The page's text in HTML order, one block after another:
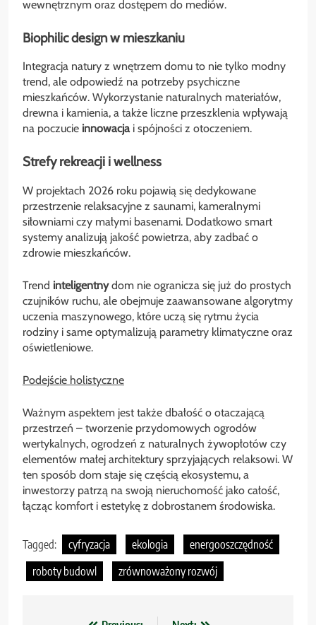
wewnętrznym oraz dostępem do mediów.
Biophilic design w mieszkaniu
Integracja natury z wnętrzem domu to nie tylko modny
trend, ale odpowiedź na potrzeby psychiczne
mieszkańców. Wykorzystanie naturalnych materiałów,
drewna i kamienia, a także liczne przeszklenia wpływają
na poczucie innowacjai spójności z otoczeniem.
Strefy rekreacji i wellness
W projektach 2026 roku pojawią się dedykowane
przestrzenie relaksacyjne z saunami, kameralnymi
siłowniami czy małymi basenami. Dodatkowo smart
systemy analizują jakość powietrza, aby zadbać o
zdrowie mieszkańców.
Trend inteligentnydom nie ogranicza się już do prostych
czujników ruchu, ale obejmuje zaawansowane algorytmy
uczenia maszynowego, które uczą się rytmu życia
rodziny i same optymalizują parametry klimatyczne oraz
oświetleniowe.
Podejście holistyczne
Ważnym aspektem jest także dbałość o otaczającą
przestrzeń – tworzenie przydomowych ogrodów
wertykalnych, ogrodzeń z naturalnych żywopłotów czy
elementów małej architektury sprzyjających relaksowi. W
ten sposób dom staje się częścią ekosystemu, a
inwestorzy patrzą na swoją nieruchomość jako całość,
łącząc komfort i estetykę z dobrostanem środowiska.
Tagged: cyfryzacja ekologia
energooszczędność
roboty budowl
zrównoważony rozwój